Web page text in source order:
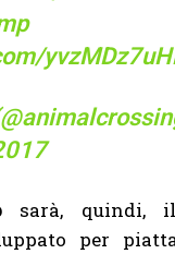
sarà, quindi,
per